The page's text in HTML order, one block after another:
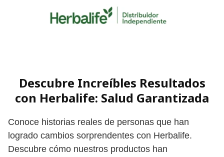
Descubre Increíbles Resultados
con Herbalife: Salud Garantizada
Conoce historias reales de personas que han
logrado cambios sorprendentes con Herbalife.
Descubre cómo nuestros productos han